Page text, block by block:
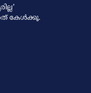
കേള്‍ക്കൂ.